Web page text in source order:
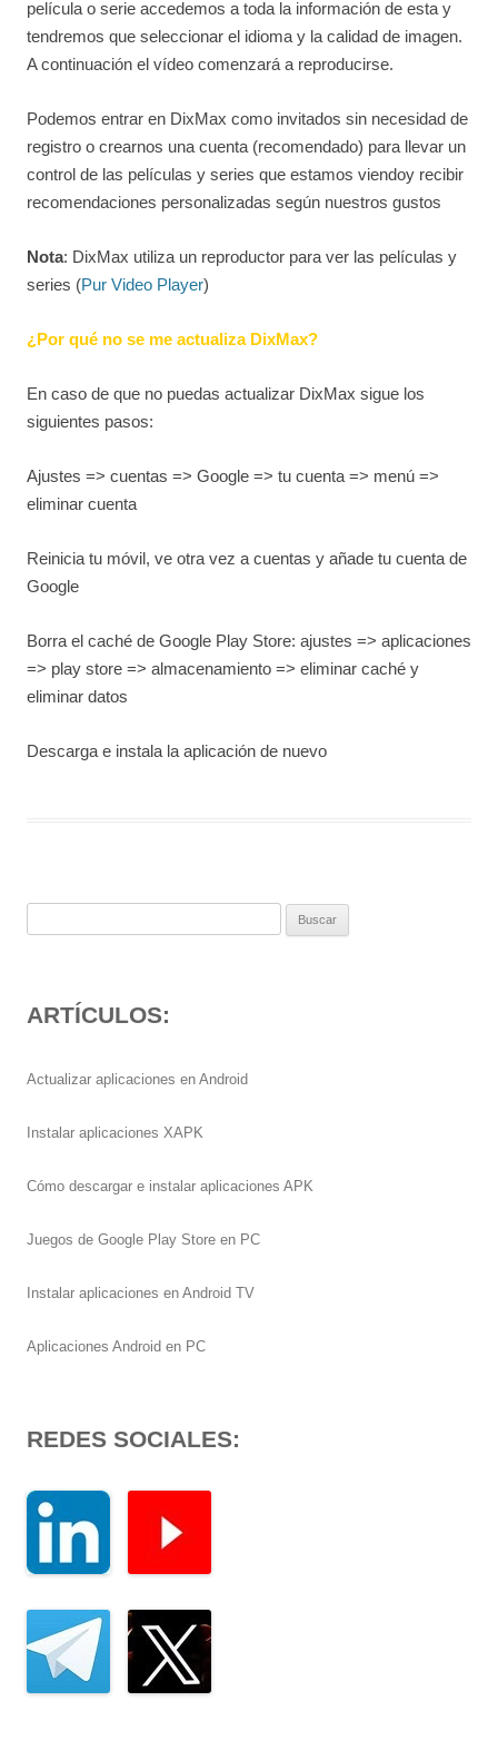
película o serie accedemos a toda la información de esta y
tendremos que seleccionar el idioma y la calidad de imagen.
A continuación el vídeo comenzará a reproducirse.
Podemos entrar en DixMax como invitados sin necesidad de
registro o crearnos una cuenta (recomendado) para llevar un
control de las películas y series que estamos viendoy recibir
recomendaciones personalizadas según nuestros gustos
Nota: DixMax utiliza un reproductor para ver las películas y
series (Pur Video Player)
¿Por qué no se me actualiza DixMax?
En caso de que no puedas actualizar DixMax sigue los
siguientes pasos:
Ajustes => cuentas => Google => tu cuenta => menú =>
eliminar cuenta
Reinicia tu móvil, ve otra vez a cuentas y añade tu cuenta de
Google
Borra el caché de Google Play Store: ajustes => aplicaciones
=> play store => almacenamiento => eliminar caché y
eliminar datos
Descarga e instala la aplicación de nuevo
ARTÍCULOS:
Actualizar aplicaciones en Android
Instalar aplicaciones XAPK
Cómo descargar e instalar aplicaciones APK
Juegos de Google Play Store en PC
Instalar aplicaciones en Android TV
Aplicaciones Android en PC
REDES SOCIALES: